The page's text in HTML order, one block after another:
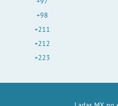
+98
+211
+212
+223